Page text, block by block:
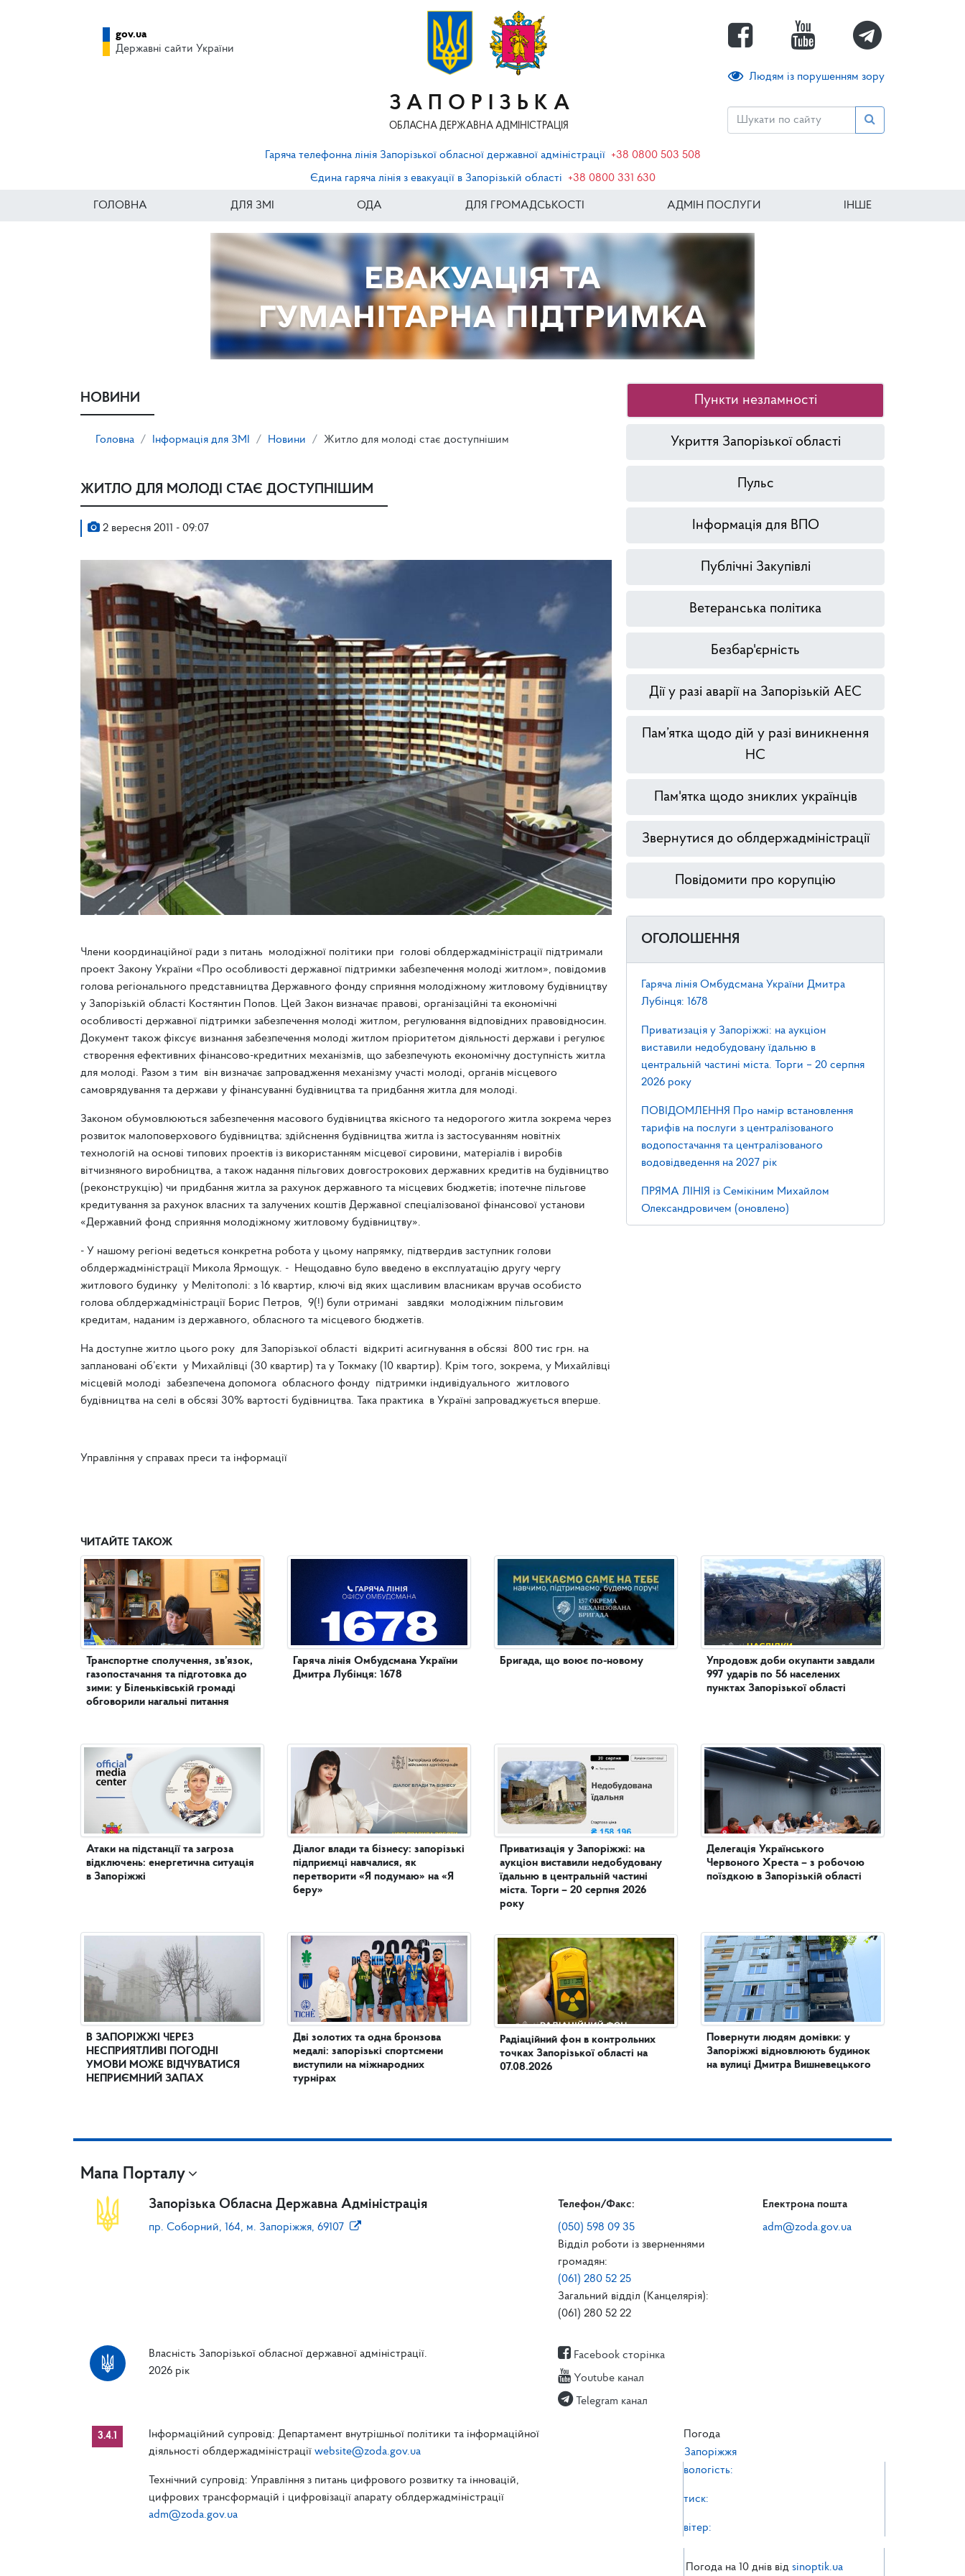
ЗАПОРІЗЬКА
ОБЛАСНА ДЕРЖАВНА АДМІНІСТРАЦІЯ
Людям із порушенням зору
gov.ua
Державні сайти України
Гаряча телефонна лінія Запорізької обласної державної адміністрації +38 0800 503 508
Єдина гаряча лінія з евакуації в Запорізькій області
+38 0800 331 630
ГОЛОВНА ДЛЯ ЗМІ ОДА ДЛЯ ГРОМАДСЬКОСТІ АДМІН ПОСЛУГИ ІНШЕ
НОВИНИ
Головна Інформація для ЗМІ Новини Житло для молоді стає доступнішим
ЖИТЛО ДЛЯ МОЛОДІ СТАЄ ДОСТУПНІШИМ
2 вересня 2011 - 09:07
Члени координаційної ради з питань молодіжної політики при голові облдержадміністрації підтримали
проект Закону України «Про особливості державної підтримки забезпечення молоді житлом», повідомив
голова регіонального представництва Державного фонду сприяння молодіжному житловому будівництву
у Запорізькій області Костянтин Попов. Цей Закон визначає правові, організаційні та економічні
особливості державної підтримки забезпечення молоді житлом, регулювання відповідних правовідносин.
Документ також фіксує визнання забезпечення молоді житлом пріоритетом діяльності держави і регулює
створення ефективних фінансово-кредитних механізмів, що забезпечують економічну доступність житла
для молоді. Разом з тим він визначає запровадження механізму участі молоді, органів місцевого
самоврядування та держави у фінансуванні будівництва та придбання житла для молоді.
Законом обумовлюються забезпечення масового будівництва якісного та недорогого житла зокрема через
розвиток малоповерхового будівництва; здійснення будівництва житла із застосуванням новітніх
технологій на основі типових проектів із використанням місцевої сировини, матеріалів і виробів
вітчизняного виробництва, а також надання пільгових довгострокових державних кредитів на будівництво
(реконструкцію) чи придбання житла за рахунок державного та місцевих бюджетів; іпотечне пільгове
кредитування за рахунок власних та залучених коштів Державної спеціалізованої фінансової установи
«Державний фонд сприяння молодіжному житловому будівництву».
- У нашому регіоні ведеться конкретна робота у цьому напрямку, підтвердив заступник голови
облдержадміністрації Микола Ярмощук. - Нещодавно було введено в експлуатацію другу чергу
житлового будинку у Мелітополі: з 16 квартир, ключі від яких щасливим власникам вручав особисто
голова облдержадміністрації Борис Петров, 9(!) були отримані завдяки молодіжним пільговим
кредитам, наданим із державного, обласного та місцевого бюджетів.
На доступне житло цього року для Запорізької області відкриті асигнування в обсязі 800 тис грн. на
заплановані об’єкти у Михайлівці (30 квартир) та у Токмаку (10 квартир). Крім того, зокрема, у Михайлівці
місцевій молоді забезпечена допомога обласного фонду підтримки індивідуального житлового
будівництва на селі в обсязі 30% вартості будівництва. Така практика в Україні запроваджується вперше.
Управління у справах преси та інформації
Пункти незламності
Укриття Запорізької області
Пульс
Інформація для ВПО
Публічні Закупівлі
Ветеранська політика
Безбар'єрність
Дії у разі аварії на Запорізькій АЕС
Пам’ятка щодо дій у разі виникнення
НС
Пам'ятка щодо зниклих українців
Звернутися до облдержадміністрації
Повідомити про корупцію
ОГОЛОШЕННЯ
Гаряча лінія Омбудсмана України Дмитра
Лубінця: 1678
Приватизація у Запоріжжі: на аукціон
виставили недобудовану їдальню в
центральній частині міста. Торги – 20 серпня
2026 року
ПОВІДОМЛЕННЯ Про намір встановлення
тарифів на послуги з централізованого
водопостачання та централізованого
водовідведення на 2027 рік
ПРЯМА ЛІНІЯ із Семікіним Михайлом
Олександровичем (оновлено)
ЧИТАЙТЕ ТАКОЖ
Транспортне сполучення, зв’язок,
газопостачання та підготовка до
зими: у Біленьківській громаді
обговорили нагальні питання
Атаки на підстанції та загроза
відключень: енергетична ситуація
в Запоріжжі
В ЗАПОРІЖЖІ ЧЕРЕЗ
НЕСПРИЯТЛИВІ ПОГОДНІ
УМОВИ МОЖЕ ВІДЧУВАТИСЯ
НЕПРИЄМНИЙ ЗАПАХ
Гаряча лінія Омбудсмана України
Дмитра Лубінця: 1678
Діалог влади та бізнесу: запорізькі
підприємці навчалися, як
перетворити «Я подумаю» на «Я
беру»
Дві золотих та одна бронзова
медалі: запорізькі спортсмени
виступили на міжнародних
турнірах
Бригада, що воює по-новому
Приватизація у Запоріжжі: на
аукціон виставили недобудовану
їдальню в центральній частині
міста. Торги – 20 серпня 2026
року
Радіаційний фон в контрольних
точках Запорізької області на
07.08.2026
Упродовж доби окупанти завдали
997 ударів по 56 населених
пунктах Запорізької області
Делегація Українського
Червоного Хреста – з робочою
поїздкою в Запорізькій області
Повернути людям домівки: у
Запоріжжі відновлюють будинок
на вулиці Дмитра Вишневецького
Мапа Порталу
Запорізька Обласна Державна Адміністрація
пр. Соборний, 164, м. Запоріжжя, 69107
Телефон/Факс:
(050) 598 09 35
Відділ роботи із зверненнями
громадян:
(061) 280 52 25
Загальний відділ (Канцелярія):
(061) 280 52 22
Електрона пошта
adm@zoda.gov.ua
Власність Запорізької обласної державної адміністрації.
2026 рік
Facebook сторінка
Youtube канал
Telegram канал
3.4.1
Інформаційний супровід: Департамент внутрішньої політики та інформаційної
діяльності облдержадміністрації website@zoda.gov.ua
Технічний супровід: Управління з питань цифрового розвитку та інновацій,
цифрових трансформацій і цифровізації апарату облдержадміністрації
adm@zoda.gov.ua
Погода
Запоріжжя
вологість:
тиск:
вітер:
Погода на 10 днів від sinoptik.ua